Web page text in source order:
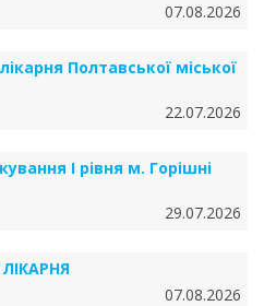
07.08.2026
Полтавської міської
22.07.2026
І рівня м. Горішні
29.07.2026
07.08.2026